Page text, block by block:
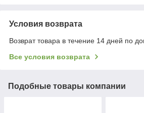
Условия возврата
Возврат товара в течение 14 дней по
Все условия возврата
Подобные товары компании